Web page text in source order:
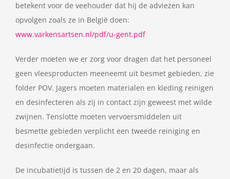
betekent voor de veehouder dat hij de adviezen kan
opvolgen zoals ze in België doen:
www.varkensartsen.nl/pdf/u-gent.pdf
Verder moeten we er zorg voor dragen dat het personeel
geen vleesproducten meeneemt uit besmet gebieden, zie
folder POV. Jagers moeten materialen en kleding reinigen
en desinfecteren als zij in contact zijn geweest met wilde
zwijnen. Tenslotte moeten vervoersmiddelen uit
besmette gebieden verplicht een tweede reiniging en
desinfectie ondergaan.
De incubatietijd is tussen de 2 en 20 dagen, maar als